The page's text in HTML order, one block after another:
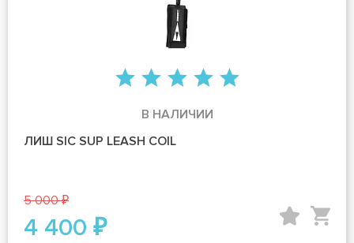
В НАЛИЧИИ
ЛИШ SIC SUP LEASH COIL
5 000 ₽
4 400 ₽